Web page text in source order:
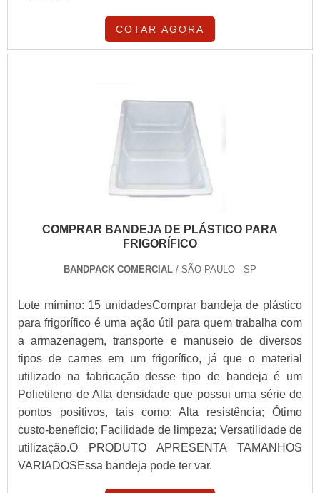
COTAR AGORA
COMPRAR BANDEJA DE PLÁSTICO PARA
FRIGORÍFICO
BANDPACK COMERCIAL / SÃO PAULO - SP
Lote mímino: 15 unidadesComprar bandeja de plástico
para frigorífico é uma ação útil para quem trabalha com
a armazenagem, transporte e manuseio de diversos
tipos de carnes em um frigorífico, já que o material
utilizado na fabricação desse tipo de bandeja é um
Polietileno de Alta densidade que possui uma série de
pontos positivos, tais como: Alta resistência; Ótimo
custo-benefício; Facilidade de limpeza; Versatilidade de
utilização.O PRODUTO APRESENTA TAMANHOS
VARIADOSEssa bandeja pode ter var.